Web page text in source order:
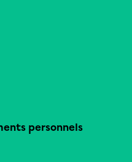
personnels